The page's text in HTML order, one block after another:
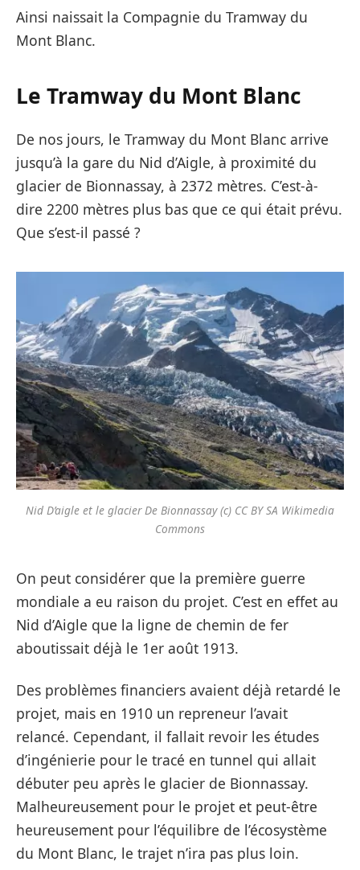
Ainsi naissait la Compagnie du Tramway du
Mont Blanc.
Le Tramway du Mont Blanc
De nos jours, le Tramway du Mont Blanc arrive
jusqu’à la gare du Nid d’Aigle, à proximité du
glacier de Bionnassay, à 2372 mètres. C’est-à-
dire 2200 mètres plus bas que ce qui était prévu.
Que s’est-il passé ?
Nid D’aigle et le glacier De Bionnassay (c) CC BY SA Wikimedia
Commons
On peut considérer que la première guerre
mondiale a eu raison du projet. C’est en effet au
Nid d’Aigle que la ligne de chemin de fer
aboutissait déjà le 1er août 1913.
Des problèmes financiers avaient déjà retardé le
projet, mais en 1910 un repreneur l’avait
relancé. Cependant, il fallait revoir les études
d’ingénierie pour le tracé en tunnel qui allait
débuter peu après le glacier de Bionnassay.
Malheureusement pour le projet et peut-être
heureusement pour l’équilibre de l’écosystème
du Mont Blanc, le trajet n’ira pas plus loin.